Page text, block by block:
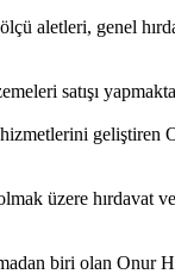
aletleri, genel
satışı
geliştiren
üzere hırdavat
biri olan Onur